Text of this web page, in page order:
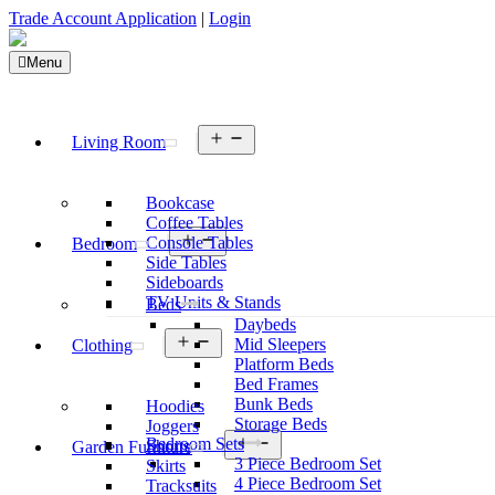
Trade Account Application | Login
Menu
Living Room
menu
Bookcase
Coffee Tables
Console Tables
Side Tables
Sideboards
TV Units & Stands
Bedroom
Open
menu
Beds
Daybeds
Mid Sleepers
Platform Beds
Bed Frames
Bunk Beds
Storage Beds
Bedroom Sets
3 Piece Bedroom Set
4 Piece Bedroom Set
Clothing
Open
menu
Hoodies
Joggers
Shorts
Skirts
Tracksuits
Garden Furniture
menu